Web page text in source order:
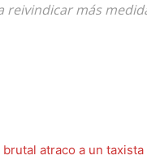
reivindicar más